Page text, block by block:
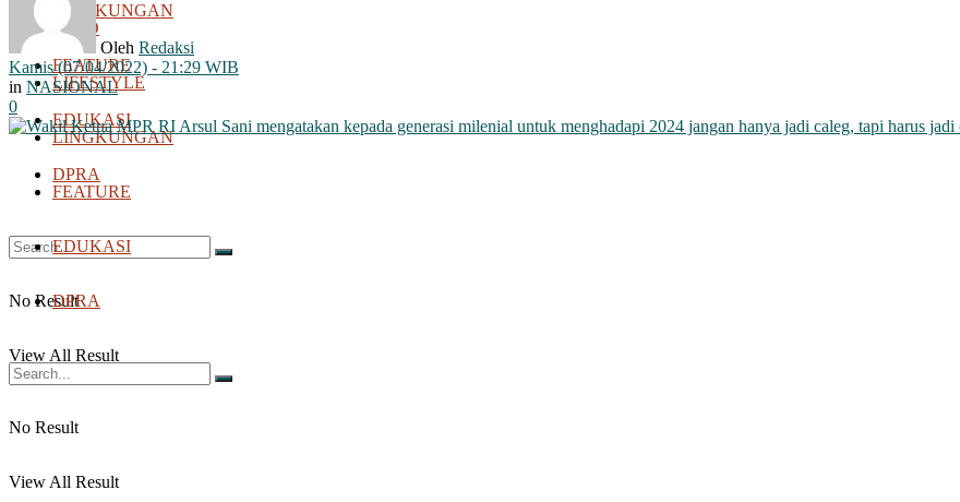
LINGKUNGAN
FEATURE
EDUKASI
DPRA
No Result
View All Result
FOTO
LIFESTYLE
LINGKUNGAN
FEATURE
EDUKASI
DPRA
No Result
View All Result
Oleh Redaksi
Kamis (07/04/2022) - 21:29 WIB
in NASIONAL
0